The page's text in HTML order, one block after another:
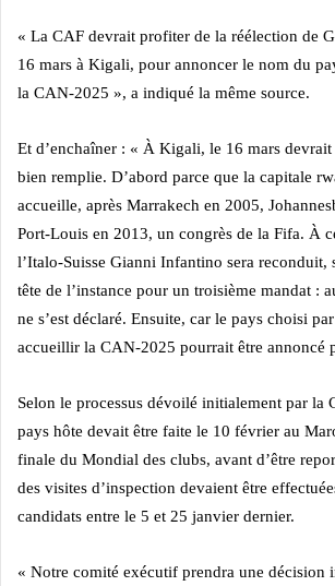
« La CAF devrait profiter de la réélection de
16 mars à Kigali, pour annoncer le nom du
la CAN-2025 », a indiqué la même source.
Et d’enchaîner : « À Kigali, le 16 mars devrait
bien remplie. D’abord parce que la capitale
accueille, après Marrakech en 2005,
Port-Louis en 2013, un congrès de la Fifa. À
l’Italo-Suisse Gianni Infantino sera reconduit,
tête de l’instance pour un troisième mandat :
ne s’est déclaré. Ensuite, car le pays choisi
accueillir la CAN-2025 pourrait être annoncé
Selon le processus dévoilé initialement par la
pays hôte devait être faite le 10 février au
finale du Mondial des clubs, avant d’être
des visites d’inspection devaient être
candidats entre le 5 et 25 janvier dernier.
« Notre comité exécutif prendra une décision